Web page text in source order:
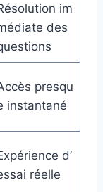
im
des
presqu
instantané
d’
réelle